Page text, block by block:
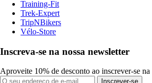
Training-Fit
Trek-Expert
TripNBikers
Vélo-Store
Inscreva-se na nossa newsletter
Aproveite 10% de desconto ao inscrever-se na
Inscrever-se